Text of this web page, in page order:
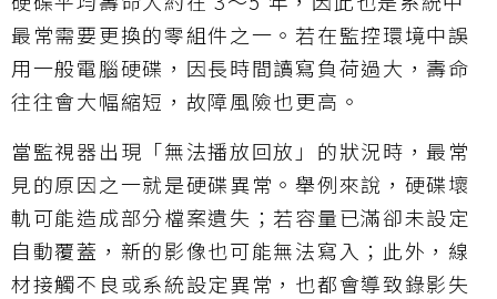
最常需要更換的零組件之一。若在監控環境中誤
用一般電腦硬碟，因長時間讀寫負荷過大，壽命
往往會大幅縮短，故障風險也更高。
當監視器出現「無法播放回放」的狀況時，最常
見的原因之一就是硬碟異常。舉例來說，硬碟壞
軌可能造成部分檔案遺失；若容量已滿卻未設定
自動覆蓋，新的影像也可能無法寫入；此外，線
材接觸不良或系統設定異常，也都會導致錄影失